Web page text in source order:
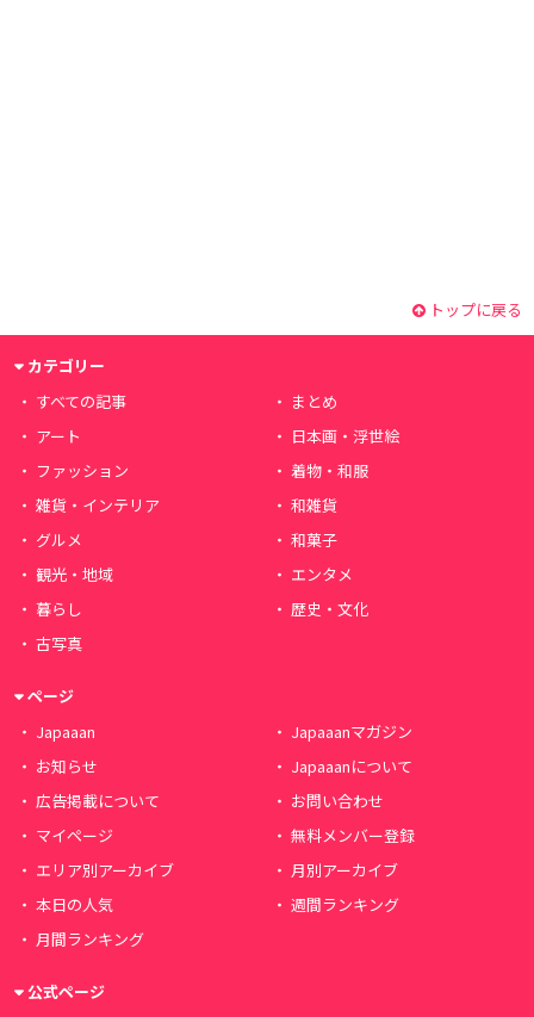
トップに戻る
カテゴリー
すべての記事
まとめ
アート
日本画・浮世絵
ファッション
着物・和服
雑貨・インテリア
和雑貨
グルメ
和菓子
観光・地域
エンタメ
暮らし
歴史・文化
古写真
ページ
Japaaan
Japaaanマガジン
お知らせ
Japaaanについて
広告掲載について
お問い合わせ
マイページ
無料メンバー登録
エリア別アーカイブ
月別アーカイブ
本日の人気
週間ランキング
月間ランキング
公式ページ